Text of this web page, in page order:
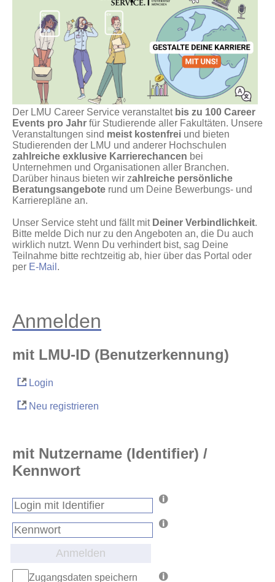
Der LMU Career Service veranstaltet bis zu 100 Career
Events pro Jahr für Studierende aller Fakultäten. Unsere
Veranstaltungen sind meist kostenfrei und bieten
Studierenden der LMU und anderer Hochschulen
zahlreiche exklusive Karrierechancen bei
Unternehmen und Organisationen aller Branchen.
Darüber hinaus bieten wir zahlreiche persönliche
Beratungsangebote rund um Deine Bewerbungs- und
Karrierepläne an.
Unser Service steht und fällt mit Deiner Verbindlichkeit.
Bitte melde Dich nur zu den Angeboten an, die Du auch
wirklich nutzt. Wenn Du verhindert bist, sag Deine
Teilnahme bitte rechtzeitig ab, hier über das Portal oder
per E-Mail .
Anmelden
mit LMU-ID (Benutzerkennung)
Login
Neu registrieren
mit Nutzername (Identifier) /
Kennwort
Anmelden
Zugangsdaten speichern